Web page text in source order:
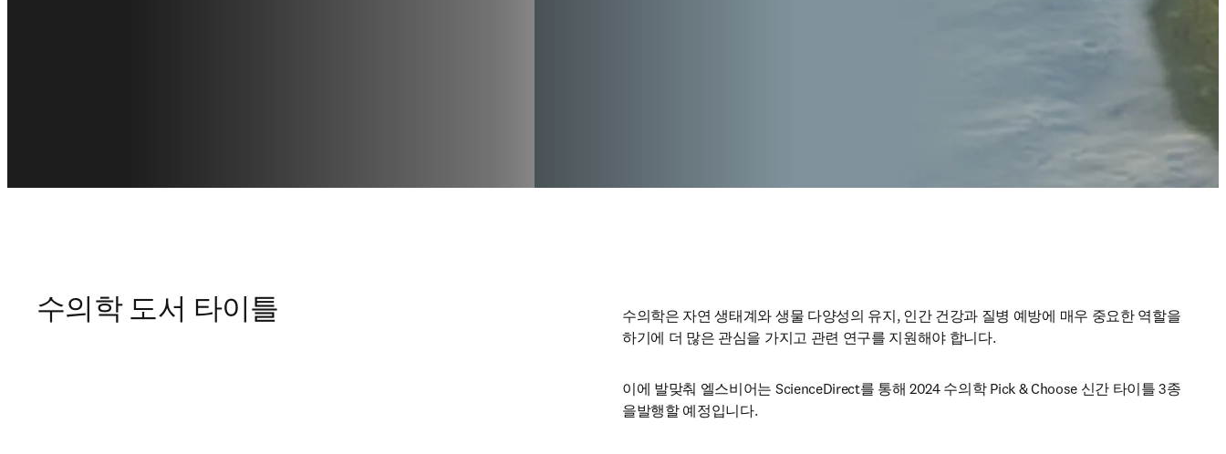
수의학 도서 타이틀
수의학은 자연 생태계와 생물 다양성의 유지, 인간 건강과 질병 예방에 매우 중요한 역할을
하기에 더 많은 관심을 가지고 관련 연구를 지원해야 합니다.
이에 발맞춰 엘스비어는 ScienceDirect를 통해 2024 수의학 Pick & Choose 신간 타이틀 3종
을발행할 예정입니다.